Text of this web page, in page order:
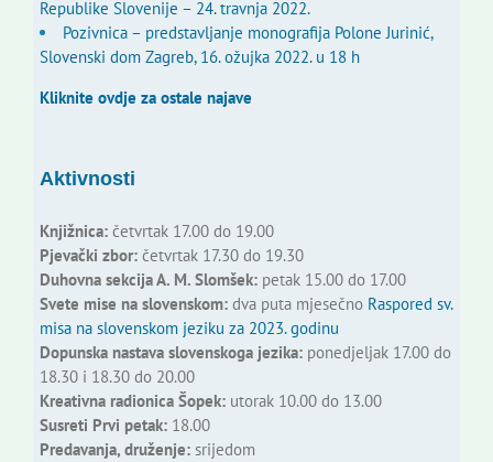
Republike Slovenije – 24. travnja 2022.
Pozivnica – predstavljanje monografija Polone Jurinić,
Slovenski dom Zagreb, 16. ožujka 2022. u 18 h
Kliknite ovdje za ostale najave
Aktivnosti
Knjižnica:četvrtak 17.00 do 19.00
Pjevački zbor:četvrtak 17.30 do 19.30
Duhovna sekcija A. M. Slomšek:petak 15.00 do 17.00
Svete mise na slovenskom:dva puta mjesečno Raspored sv.
misa na slovenskom jeziku za 2023. godinu
Dopunska nastava slovenskoga jezika:ponedjeljak 17.00 do
18.30 i 18.30 do 20.00
Kreativna radionica Šopek:utorak 10.00 do 13.00
Susreti Prvi petak:18.00
Predavanja, druženje:srijedom